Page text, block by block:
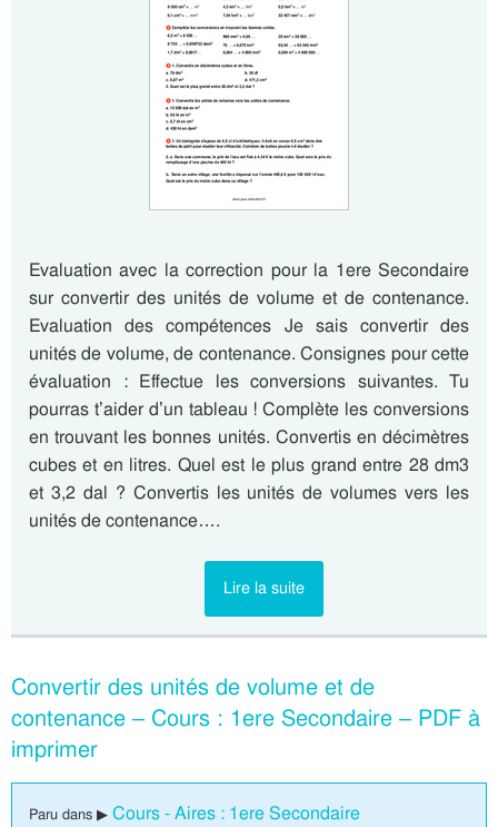
Evaluation avec la correction pour la 1ere Secondaire
sur convertir des unités de volume et de contenance.
Evaluation des compétences Je sais convertir des
unités de volume, de contenance. Consignes pour cette
évaluation : Effectue les conversions suivantes. Tu
pourras t’aider d’un tableau ! Complète les conversions
en trouvant les bonnes unités. Convertis en décimètres
cubes et en litres. Quel est le plus grand entre 28 dm3
et 3,2 dal ? Convertis les unités de volumes vers les
unités de contenance….
Lire la suite
Convertir des unités de volume et de
contenance – Cours : 1ere Secondaire – PDF à
imprimer
Paru dans ▶ Cours - Aires : 1ere Secondaire